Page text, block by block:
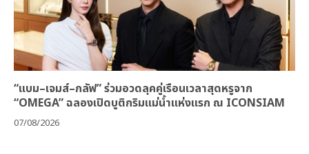
“แบม–เจมส์–กลัฟ” ร่วมอวดลุคคู่เรือนเวลาสุดหรูจาก
“OMEGA” ฉลองเปิดบูติกริมแม่น้ำแห่งแรก ณ ICONSIAM
07/08/2026